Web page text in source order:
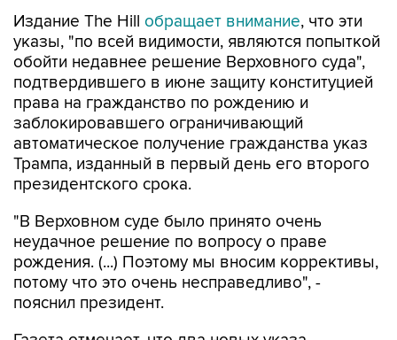
Издание The Hill обращает внимание, что эти
указы, "по всей видимости, являются попыткой
обойти недавнее решение Верховного суда",
подтвердившего в июне защиту конституцией
права на гражданство по рождению и
заблокировавшего ограничивающий
автоматическое получение гражданства указ
Трампа, изданный в первый день его второго
президентского срока.
"В Верховном суде было принято очень
неудачное решение по вопросу о праве
рождения. (...) Поэтому мы вносим коррективы,
потому что это очень несправедливо", -
пояснил президент.